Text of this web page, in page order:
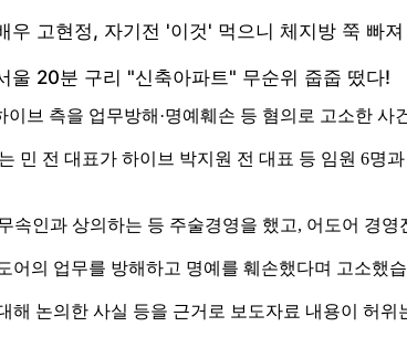
브 측을 업무방해·명예훼손 등 혐의로 고소한 사
민 전 대표가 하이브 박지원 전 대표 등 임원 6명
속인과 상의하는 등 주술경영을 했고, 어도어 경
의 업무를 방해하고 명예를 훼손했다며 고소했
논의한 사실 등을 근거로 보도자료 내용이 허위